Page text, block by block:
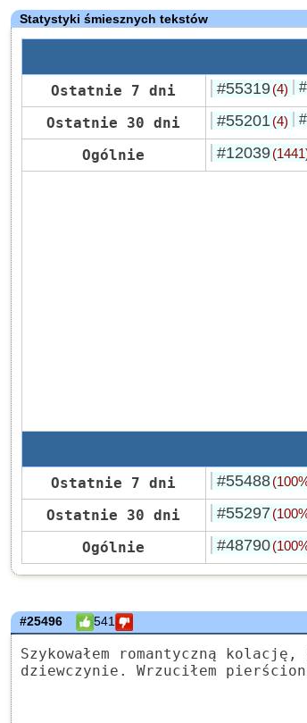
Statystyki śmiesznych tekstów
Ostatnie 7 dni
#55319 (4)
Ostatnie 30 dni #55201 (4)
Ogólnie #12039
Ostatnie 7 dni
#55488
Ostatnie 30 dni #55297
Ogólnie #48790
#25496 541
Szykowałem romantyczną
dziewczynie. Wrzuciłem